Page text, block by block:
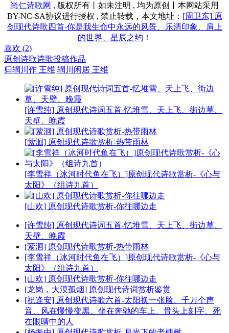
尚仁诗歌网 , 版权所有丨如未注明 , 均为原创丨本网站采用
BY-NC-SA协议进行授权 , 禁止转载，本文地址： [周卫东] 原
创现代诗歌四首-你是我生命中永远的风景、乐清印象、肩上
的世界、星辰之约 ！
喜欢 (2)
原创诗歌诗歌投稿作品
归辋川作 王维 辋川闲居 王维
[许雪纯] 原创现代诗词五首-忆堆雪、天上飞、街边草、
天壁、晚霞
[萦洄] 原创现代诗歌赏析-热带雨林
[李雪祥（冰河时代鱼在飞）]原创现代诗歌赏析-《心与
太阳》（组诗九首）
[山欢] 原创现代诗歌赏析-你往哪边走
[许雪纯] 原创现代诗词五首-忆堆雪、天上飞、街边草、
天壁、晚霞
[萦洄] 原创现代诗歌赏析-热带雨林
[李雪祥（冰河时代鱼在飞）]原创现代诗歌赏析-《心与
太阳》（组诗九首）
[山欢] 原创现代诗歌赏析-你往哪边走
[龙岗，大漠孤烟] 原创现代诗词赏析鉴赏
[祝逢安] 原创现代诗歌六首-太阳换一张脸、千万个声
音、风在慢慢变黑、坐在奔驰的车上、骨头上刻字、死
在眼睛中的人